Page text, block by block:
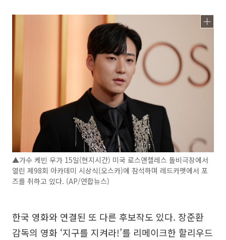
▲가수 케빈 우가 15일(현지시간) 미국 로스앤젤레스 돌비극장에서
열린 제98회 아카데미 시상식(오스카)에 참석하며 레드카펫에서 포
즈를 취하고 있다. (AP/연합뉴스)
한국 영화와 연결된 또 다른 후보작도 있다. 장준환
감독의 영화 ‘지구를 지켜라!’를 리메이크한 할리우드